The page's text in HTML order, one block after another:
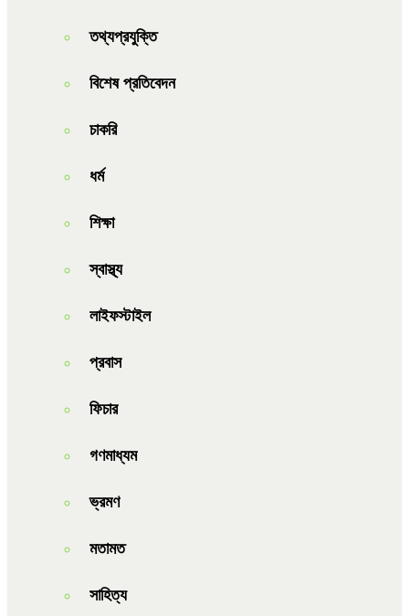
তথ্যপ্রযুক্তি
বিশেষ প্রতিবেদন
চাকরি
ধর্ম
শিক্ষা
স্বাস্থ্য
লাইফস্টাইল
প্রবাস
ফিচার
গণমাধ্যম
ভ্রমণ
মতামত
সাহিত্য